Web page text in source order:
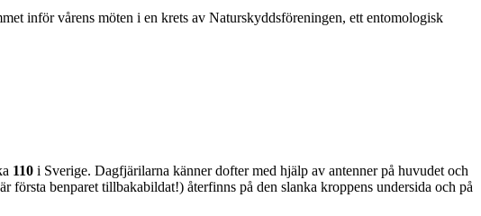
inför vårens möten i en krets av Naturskyddsföreningen, ett entomologisk
110 i Sverige. Dagfjärilarna känner dofter med hjälp av antenner på huvudet och
första benparet tillbakabildat!) återfinns på den slanka kroppens undersida och på